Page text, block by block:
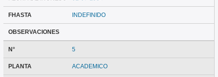
FHASTA INDEFINIDO
OBSERVACIONES
N° 5
PLANTA ACADEMICO